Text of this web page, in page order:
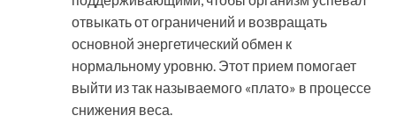
отвыкать от ограничений и возвращать
основной энергетический обмен к
нормальному уровню. Этот прием помогает
выйти из так называемого «плато» в процессе
снижения веса.